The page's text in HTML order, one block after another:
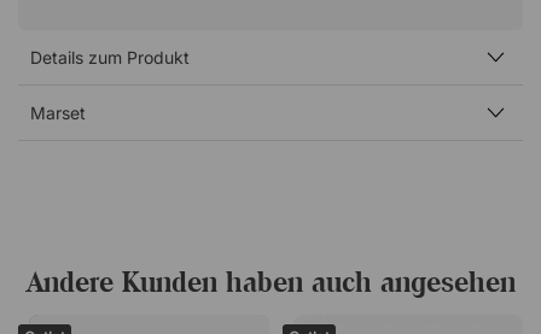
Details zum Produkt
Marset
Andere Kunden haben auch angesehen